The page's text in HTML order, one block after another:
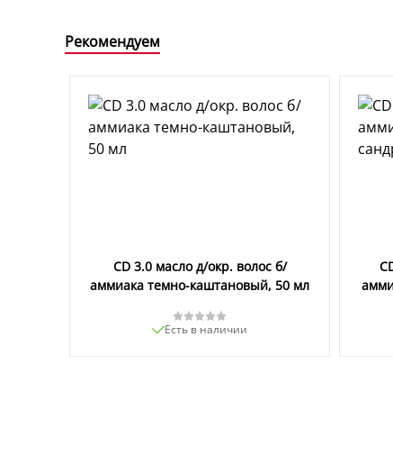
Рекомендуем
CD 3.0 масло д/окр. волос б/
аммиака темно-каштановый, 50 мл
Есть в наличии